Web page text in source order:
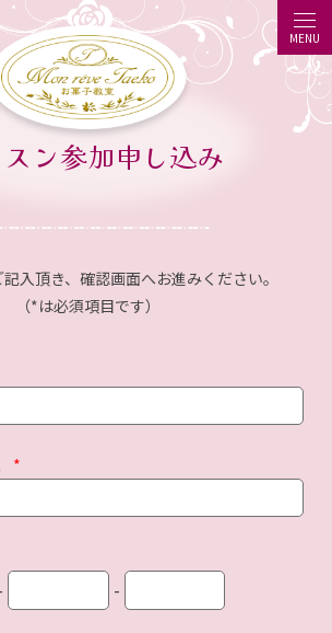
MENU
スン参加申し込み
入頂き、確認画面へお進みください。
（*は必須項目です）
-